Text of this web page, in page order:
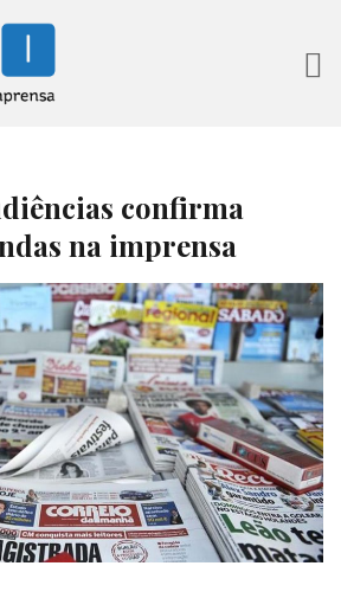
confirma
na imprensa